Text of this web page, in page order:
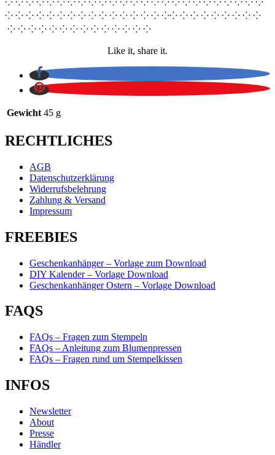
⁘ ⁘ ⁘ ⁘ ⁘ ⁘ ⁘ ⁘ ⁘ ⁘ ⁘ ⁘ ⁘ ⁘ ⁘ ⁘⁘ ⁘ ⁘ ⁘ ⁘ ⁘ ⁘ ⁘ ⁘
⁘ ⁘ ⁘ ⁘ ⁘ ⁘ ⁘ ⁘ ⁘ ⁘ ⁘ ⁘ ⁘ ⁘
Like it, share it.
Gewicht 45 g
RECHTLICHES
AGB
Datenschutzerklärung
Widerrufsbelehrung
Zahlung & Versand
Impressum
FREEBIES
Geschenkanhänger – Vorlage zum Download
DIY Kalender – Vorlage Download
Geschenkanhänger Ostern – Vorlage Download
FAQS
FAQs – Fragen zum Stempeln
FAQs – Anleitung zum Blumenpressen
FAQs – Fragen rund um Stempelkissen
INFOS
Newsletter
About
Presse
Händler